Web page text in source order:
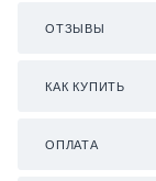
ОТЗЫВЫ
КАК КУПИТЬ
ОПЛАТА